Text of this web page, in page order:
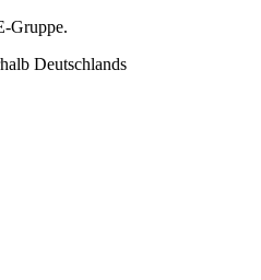
Gruppe.
Deutschlands